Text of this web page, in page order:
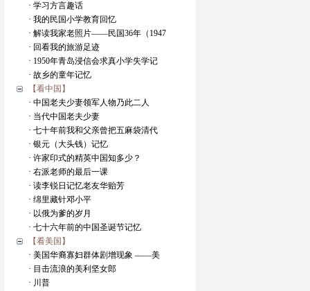
· 学习方言趣话
· 我的民国小学教育回忆
· 解读我家老照片——民国36年（1947
· 回看我的旅游足迹
· 1950年青岛浸信会求真小学失学记
· 故乡的童年记忆
【看中国】
· 中国老夫少妻领军人物乃此二人
· 当代中国老夫少妻
· 七十年前我和父亲曾把五麻袋清代
· 银元（大头钱）记忆
· 许家印式的精英中国知多少？
· 右派老师的最后一课
· 读李锐日记忆老友华贻芳
· 绵里藏针邓小平
· 以俄为爹的岁月
· 七十六年前的中国圣诞节记忆
【看美国】
· 美国华裔寡妇群体剧增现象 ——美
· 目击流浪的美利坚女郎
· 川普